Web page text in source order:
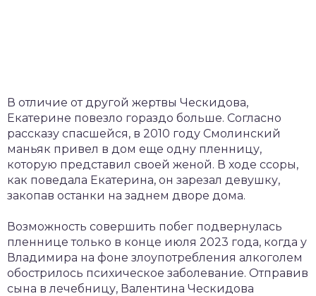
В отличие от другой жертвы Ческидова,
Екатерине повезло гораздо больше. Согласно
рассказу спасшейся, в 2010 году Смолинский
маньяк привел в дом еще одну пленницу,
которую представил своей женой. В ходе ссоры,
как поведала Екатерина, он зарезал девушку,
закопав останки на заднем дворе дома.
Возможность совершить побег подвернулась
пленнице только в конце июля 2023 года, когда у
Владимира на фоне злоупотребления алкоголем
обострилось психическое заболевание. Отправив
сына в лечебницу, Валентина Ческидова